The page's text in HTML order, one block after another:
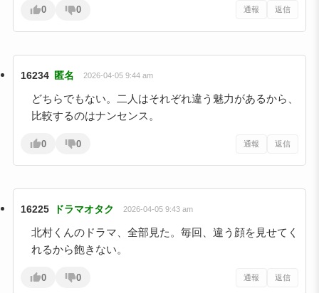
0 0 通報 返信
16234 匿名 2026-04-05 9:44 am
どちらでもない。二人はそれぞれ違う魅力があるから、
比較するのはナンセンス。
0 0 通報 返信
16225 ドラマオタク 2026-04-05 9:43 am
北村くんのドラマ、全部見た。毎回、違う顔を見せてく
れるから飽きない。
0 0 通報 返信